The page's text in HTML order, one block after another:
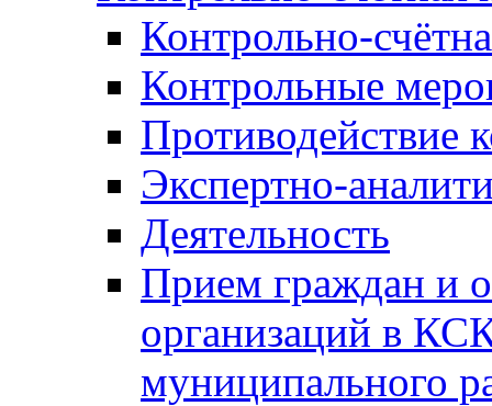
Контрольно-
Контрольные
Противодействие
Экспертно-
Деятельность
Прием граждан и
организаций в
муниципального